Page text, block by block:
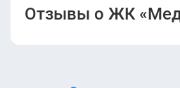
Отзывы о ЖК